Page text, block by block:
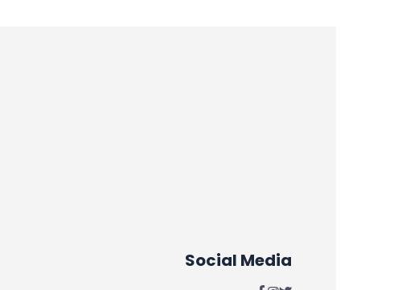
Social Media